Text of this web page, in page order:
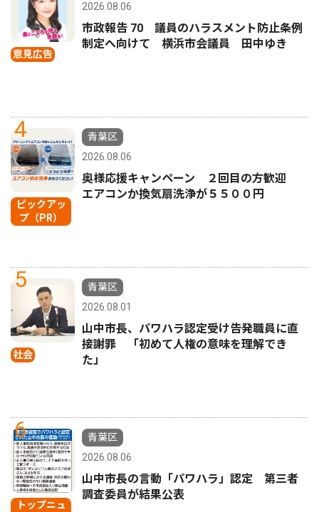
意見広告
2026.08.06
市政報告 70 議員のハラスメント防止条例
制定へ向けて 横浜市会議員 田中ゆき
4
ピックアッ
プ（PR）
青葉区
2026.08.06
奥様応援キャンペーン ２回目の方歓迎
エアコンか換気扇洗浄が５５００円
5
社会
青葉区
2026.08.01
山中市長、パワハラ認定受け告発職員に直
接謝罪 「初めて人権の意味を理解でき
た」
6
トップニュ
青葉区
2026.08.06
山中市長の言動「パワハラ」認定 第三者
調査委員が結果公表